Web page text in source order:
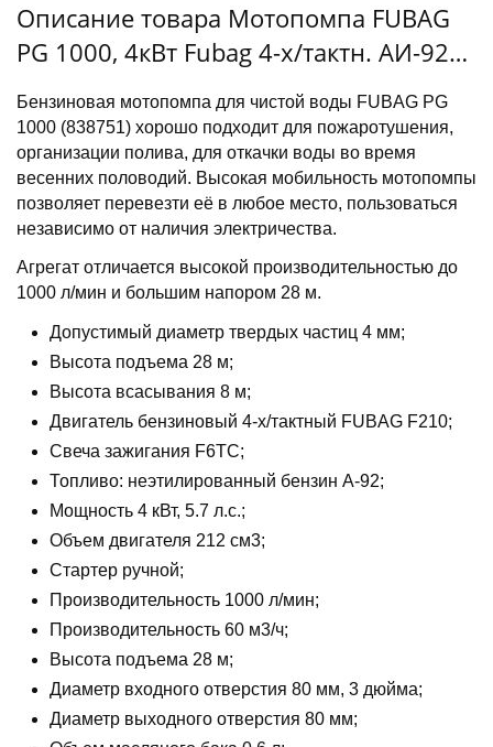
Описание товара Мотопомпа FUBAG
PG 1000, 4кВт Fubag 4-х/тактн. АИ-92
чистая вода 1000л/м 26/8м 80/80мм
бак3.5л 29кг
Бензиновая мотопомпа для чистой воды FUBAG PG
1000 (838751) хорошо подходит для пожаротушения,
организации полива, для откачки воды во время
весенних половодий. Высокая мобильность мотопомпы
позволяет перевезти её в любое место, пользоваться
независимо от наличия электричества.
Агрегат отличается высокой производительностью до
1000 л/мин и большим напором 28 м.
Допустимый диаметр твердых частиц 4 мм;
Высота подъема 28 м;
Высота всасывания 8 м;
Двигатель бензиновый 4-х/тактный FUBAG F210;
Свеча зажигания F6TC;
Топливо: неэтилированный бензин А-92;
Мощность 4 кВт, 5.7 л.с.;
Объем двигателя 212 см3;
Стартер ручной;
Производительность 1000 л/мин;
Производительность 60 м3/ч;
Высота подъема 28 м;
Диаметр входного отверстия 80 мм, 3 дюйма;
Диаметр выходного отверстия 80 мм;